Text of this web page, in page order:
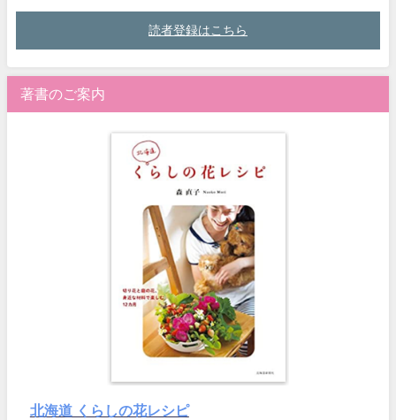
読者登録はこちら
著書のご案内
北海道 くらしの花レシピ